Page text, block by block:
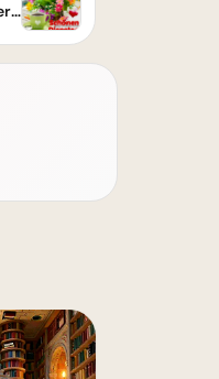
Morgenstund' im sanften Licht: Dein Dienstag erwacht mit blütenzarter Poesie